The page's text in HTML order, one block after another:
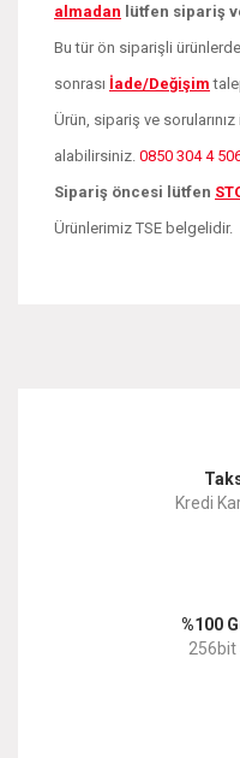
almadan lütfen sipariş
Bu tür ön siparişli
sonrası İade/Değişim
Ürün, sipariş ve
alabilirsiniz. 0850 304 4
Sipariş öncesi lütfen
Ürünlerimiz TSE belgelidir.
Ürün resmi kalitesiz,
Ürün fiyatı diğer
Kredi
%100
256bit